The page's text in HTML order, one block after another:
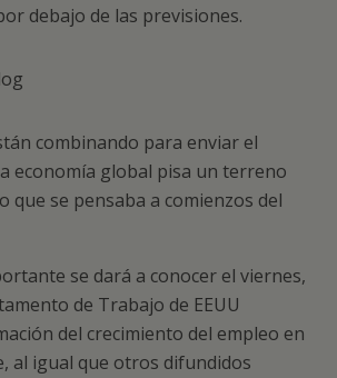
debajo de las previsiones.
combinando para enviar el
economía global pisa un terreno
que se pensaba a comienzos del
se dará a conocer el viernes,
de Trabajo de EEUU
del crecimiento del empleo en
al igual que otros difundidos